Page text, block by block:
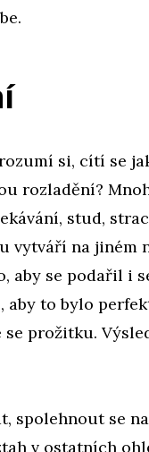
si, cítí se
rozladění?
stud,
vytváří na jiném
aby se podařil i
aby to bylo
prožitku.
spolehnout se
v ostatních